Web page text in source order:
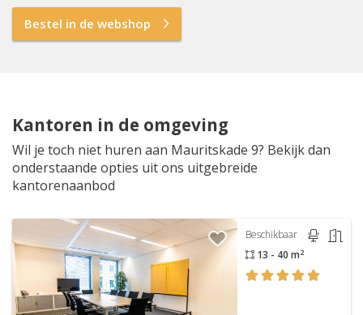
Bestel in de webshop
Kantoren in de omgeving
Wil je toch niet huren aan Mauritskade 9? Bekijk dan
onderstaande opties uit ons uitgebreide
kantorenaanbod
Beschikbaar
13 - 40 m2